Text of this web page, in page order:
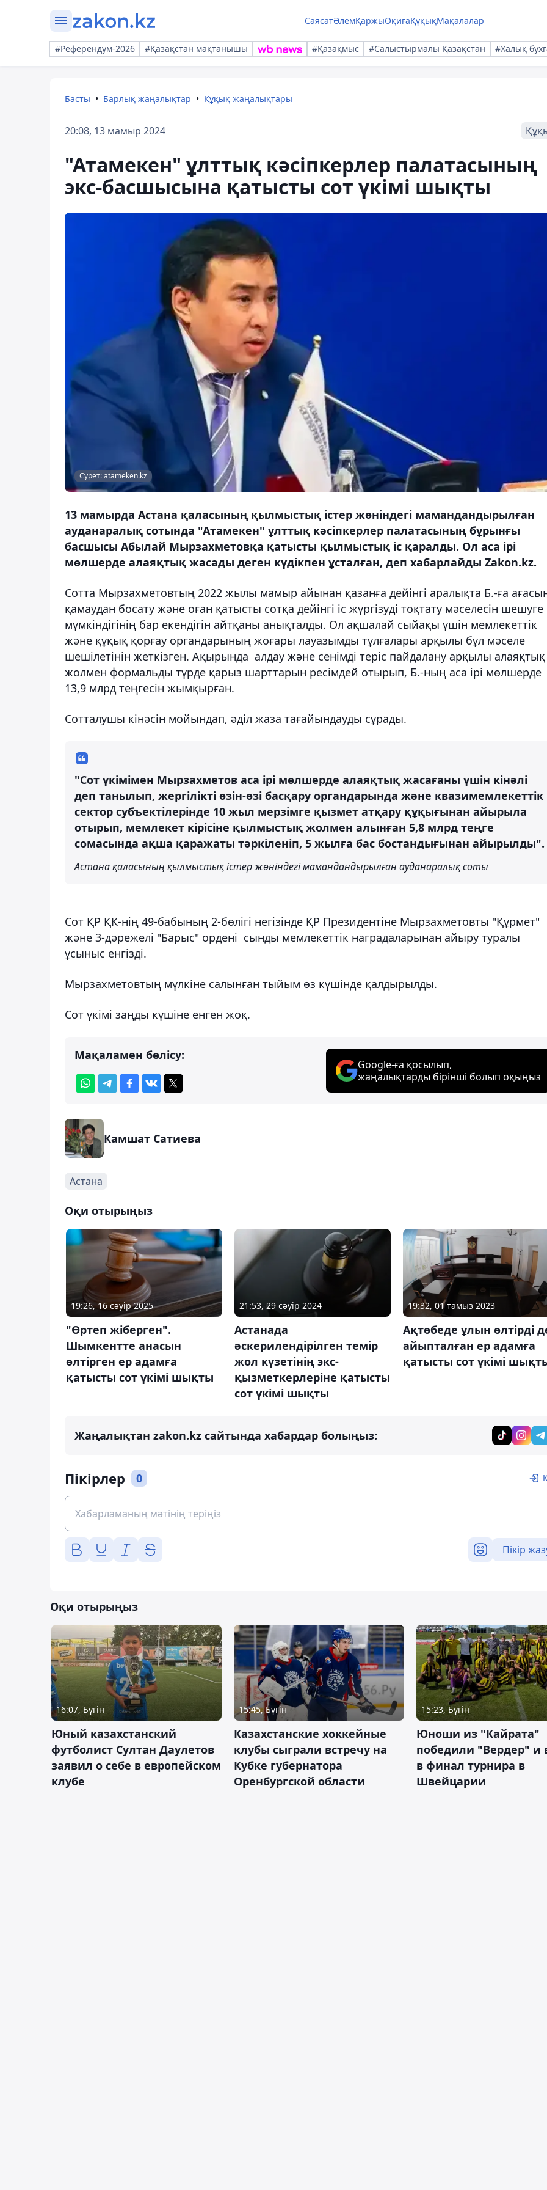
СаясатӘлемҚаржыОқиғаҚұқықМақалалар
#Референдум-2026 #Қазақстан мақтанышы #Қазақмыс #Салыстырмалы Қазақстан #Халық
Басты Барлық жаңалықтар Құқық жаңалықтары
20:08, 13 мамыр 2024
"Атамекен" ұлттық кәсіпкерлер палатасының
экс-басшысына қатысты сот үкімі шықты
Сурет: atameken.kz
13 мамырда Астана қаласының қылмыстық істер жөніндегі мамандандырылған
ауданаралық сотында "Атамекен" ұлттық кәсіпкерлер палатасының бұрынғы
басшысы Абылай Мырзахметовқа қатысты қылмыстық іс қаралды. Ол аса ірі
мөлшерде алаяқтық жасады деген күдікпен ұсталған, деп хабарлайды Zakon.kz.
Сотта Мырзахметовтың 2022 жылы мамыр айынан қазанға дейінгі аралықта Б.-ға
қамаудан босату және оған қатысты сотқа дейінгі іс жүргізуді тоқтату мәселесін шешуге
мүмкіндігінің бар екендігін айтқаны анықталды. Ол ақшалай сыйақы үшін мемлекеттік
және құқық қорғау органдарының жоғары лауазымды тұлғалары арқылы бұл мәселе
шешілетінін жеткізген. Ақырында алдау және сенімді теріс пайдалану арқылы алаяқтық
жолмен формальды түрде қарыз шарттарын ресімдей отырып, Б.-ның аса ірі мөлшерде
13,9 млрд теңгесін жымқырған.
Сотталушы кінәсін мойындап, әділ жаза тағайындауды сұрады.
"Сот үкімімен Мырзахметов аса ірі мөлшерде алаяқтық жасағаны үшін кінәлі
деп танылып, жергілікті өзін-өзі басқару органдарында және квазимемлекеттік
сектор субъектілерінде 10 жыл мерзімге қызмет атқару құқығынан айырыла
отырып, мемлекет кірісіне қылмыстық жолмен алынған 5,8 млрд теңге
сомасында ақша қаражаты тәркіленіп, 5 жылға бас бостандығынан айырылды".
Астана қаласының қылмыстық істер жөніндегі мамандандырылған ауданаралық соты
Сот ҚР ҚК-нің 49-бабының 2-бөлігі негізінде ҚР Президентіне Мырзахметовты "Құрмет"
және 3-дәрежелі "Барыс" ордені сынды мемлекеттік наградаларынан айыру туралы
ұсыныс енгізді.
Мырзахметовтың мүлкіне салынған тыйым өз күшінде қалдырылды.
Сот үкімі заңды күшіне енген жоқ.
Мақаламен бөлісу:
Google-ға қосылып,
жаңалықтарды бірінші болып оқыңыз
Камшат Сатиева
Астана
Оқи отырыңыз
19:26, 16 сәуір 2025
"Өртеп жіберген".
Шымкентте анасын
өлтірген ер адамға
қатысты сот үкімі шықты
21:53, 29 сәуір 2024
Астанада
әскерилендірілген темір
жол күзетінің экс-
қызметкерлеріне қатысты
сот үкімі шықты
19:32, 01 тамыз 2023
Ақтөбеде ұлын өлтірді
айыпталған ер адамға
қатысты сот үкімі
Жаңалықтан zakon.kz сайтында хабардар болыңыз:
Пікірлер 0
Пікір
Оқи отырыңыз
16:07, Бүгін
Юный казахстанский
футболист Султан Даулетов
заявил о себе в европейском
клубе
15:45, Бүгін
Казахстанские хоккейные
клубы сыграли встречу на
Кубке губернатора
Оренбургской области
15:23, Бүгін
Юноши из "Кайрата"
победили "Вердер"
в финал турнира в
Швейцарии